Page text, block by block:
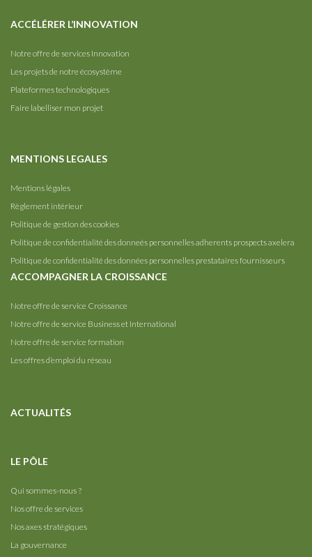
ACCÉLÉRER L’INNOVATION
Notre offre de services Innovation
Les projets de notre écosystème
Plateformes technologiques
Faire labelliser mon projet
MENTIONS LEGALES
Mentions légales
Règlement intérieur
Politique de gestion des cookies
Politique de confidentialité des donneés personnelles adherents prospects axelera
Politique de confidentialité des données personnelles prestataires fournisseurs
ACCOMPAGNER LA CROISSANCE
Notre offre de service Croissance
Notre offre de service Business et International
Notre offre de service formation
Les offres d’emploi du réseau
ACTUALITÉS
LE PÔLE
Qui sommes-nous ?
Nos offre de services
Nos axes stratégiques
La gouvernance